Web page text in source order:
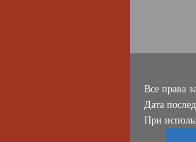
Все права
Дата
При